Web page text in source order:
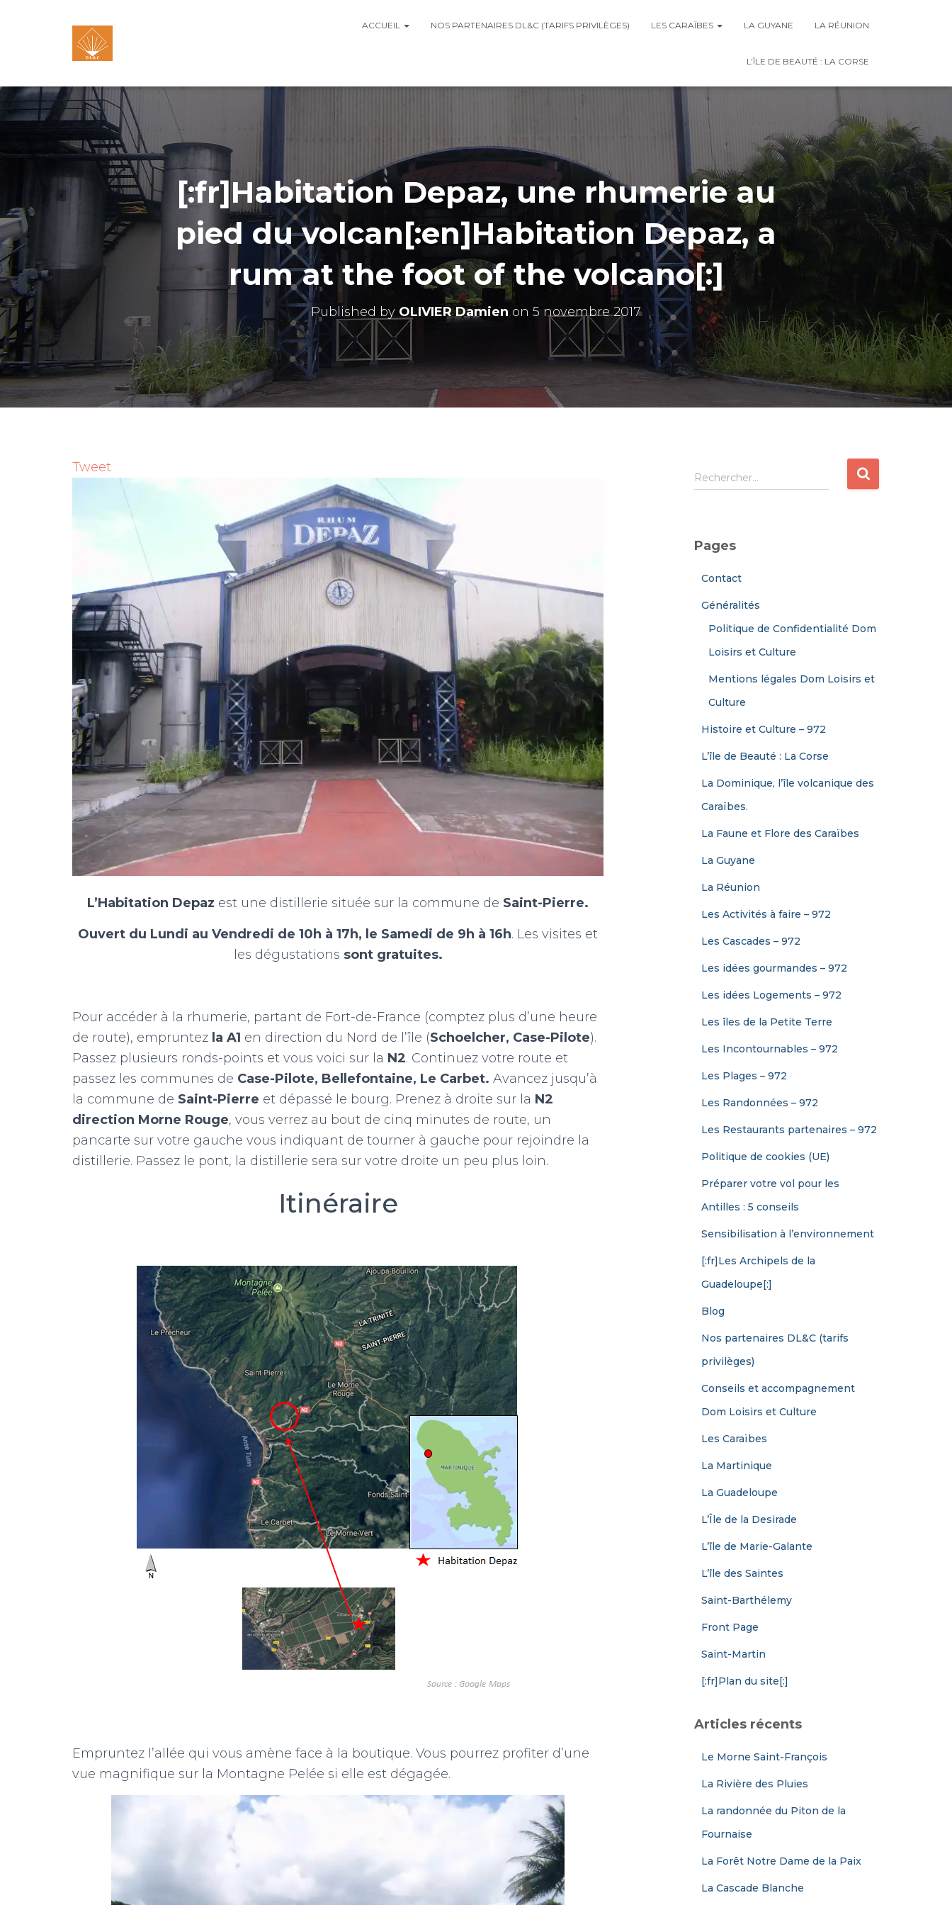
ACCUEIL NOS PARTENAIRES DL&C (TARIFS PRIVILÈGES) LES CARAÏBES LA GUYANE LA RÉUNION
L’ÎLE DE BEAUTÉ : LA CORSE
[:fr]Habitation Depaz, une rhumerie au
pied du volcan[:en]Habitation Depaz, a
rum at the foot of the volcano[:]
Published by OLIVIER Damienon 5 novembre 2017
Tweet
L’Habitation Depaz est une distillerie située sur la commune de Saint-Pierre.
Ouvert du Lundi au Vendredi de 10h à 17h, le Samedi de 9h à 16h. Les visites et
les dégustations sont gratuites.
Pour accéder à la rhumerie, partant de Fort-de-France (comptez plus d’une heure
de route), empruntez la A1 en direction du Nord de l’île (Schoelcher, Case-Pilote).
Passez plusieurs ronds-points et vous voici sur la N2. Continuez votre route et
passez les communes de Case-Pilote, Bellefontaine, Le Carbet. Avancez jusqu’à
la commune de Saint-Pierre et dépassé le bourg. Prenez à droite sur la N2
direction Morne Rouge, vous verrez au bout de cinq minutes de route, un
pancarte sur votre gauche vous indiquant de tourner à gauche pour rejoindre la
distillerie. Passez le pont, la distillerie sera sur votre droite un peu plus loin.
Itinéraire
Empruntez l’allée qui vous amène face à la boutique. Vous pourrez profiter d’une
vue magnifique sur la Montagne Pelée si elle est dégagée.
R
e
r
Rechercher…
Pages
Contact
Généralités
Politique de Confidentialité Dom
Loisirs et Culture
Mentions légales Dom Loisirs et
Culture
Histoire et Culture – 972
L’île de Beauté : La Corse
La Dominique, l’île volcanique des
Caraïbes.
La Faune et Flore des Caraïbes
La Guyane
La Réunion
Les Activités à faire – 972
Les Cascades – 972
Les idées gourmandes – 972
Les idées Logements – 972
Les îles de la Petite Terre
Les Incontournables – 972
Les Plages – 972
Les Randonnées – 972
Les Restaurants partenaires – 972
Politique de cookies (UE)
Préparer votre vol pour les
Antilles : 5 conseils
Sensibilisation à l’environnement
[:fr]Les Archipels de la
Guadeloupe[:]
Blog
Nos partenaires DL&C (tarifs
privilèges)
Conseils et accompagnement
Dom Loisirs et Culture
Les Caraïbes
La Martinique
La Guadeloupe
L’Île de la Desirade
L’île de Marie-Galante
L’île des Saintes
Saint-Barthélemy
Front Page
Saint-Martin
[:fr]Plan du site[:]
Articles récents
Le Morne Saint-François
La Rivière des Pluies
La randonnée du Piton de la
Fournaise
La Forêt Notre Dame de la Paix
La Cascade Blanche